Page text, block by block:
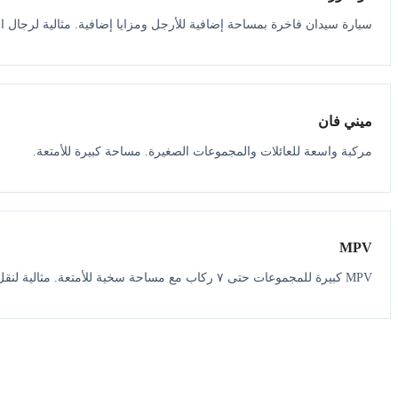
سيارة سيدان فاخرة بمساحة إضافية للأرجل ومزايا إضافية. مثالية لرجال
ميني فان
مركبة واسعة للعائلات والمجموعات الصغيرة. مساحة كبيرة للأمتعة.
MPV
MPV كبيرة للمجموعات حتى ٧ ركاب مع مساحة سخية للأمتعة. مثالية لنقل المطار.